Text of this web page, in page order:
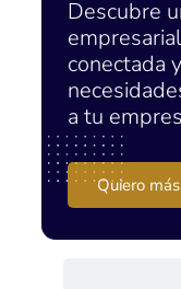
Descubre
conectada
a tu
Quiero